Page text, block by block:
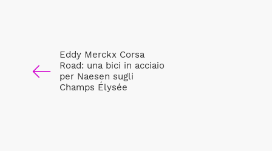
Eddy Merckx Corsa
Road: una bici in acciaio
per Naesen sugli
Champs Élysée